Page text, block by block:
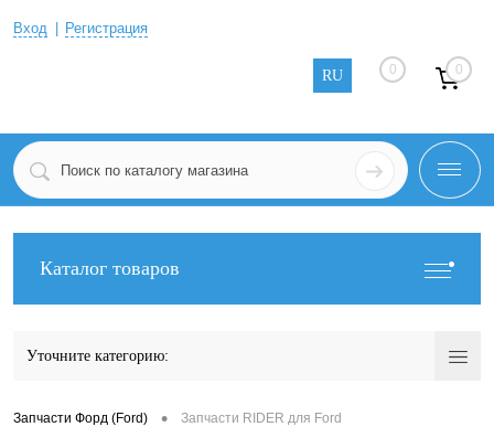
Вход Регистрация
RU 0 0
Каталог товаров
Уточните категорию:
Запчасти Форд (Ford) • Запчасти RIDER для Ford